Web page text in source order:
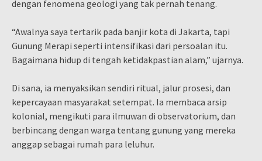
dengan fenomena geologi yang tak pernah tenang.
“Awalnya saya tertarik pada banjir kota di Jakarta, tapi
Gunung Merapi seperti intensifikasi dari persoalan itu.
Bagaimana hidup di tengah ketidakpastian alam,” ujarnya.
Di sana, ia menyaksikan sendiri ritual, jalur prosesi, dan
kepercayaan masyarakat setempat. Ia membaca arsip
kolonial, mengikuti para ilmuwan di observatorium, dan
berbincang dengan warga tentang gunung yang mereka
anggap sebagai rumah para leluhur.